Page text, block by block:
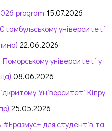
program 15.07.2026
університеті
22.06.2026
університеті у
08.06.2026
Університеті Кіпру
25.05.2026
#Еразмус+ для студентів та